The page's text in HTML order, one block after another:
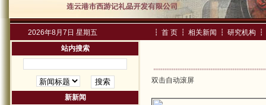
2026年8月7日 星期五 ┇ 首 页 ┇ 相关新闻 ┇ 研究机构
┇
站内搜索
新新闻
双击自动滚屏